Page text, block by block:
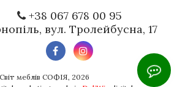
+38 067 678 00 95
вул. Тролейбусна, 17
Світ меблів СОФІЯ, 2026